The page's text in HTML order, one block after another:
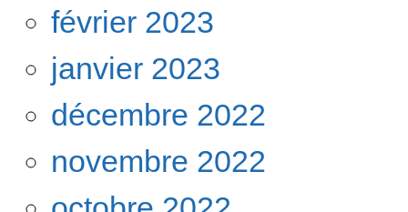
février 2023
janvier 2023
décembre 2022
novembre 2022